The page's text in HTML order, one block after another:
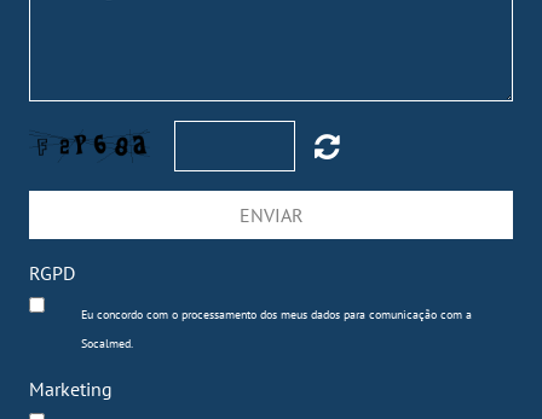
ENVIAR
RGPD
Eu concordo com o processamento dos meus dados para comunicação com a
Socalmed.
Marketing